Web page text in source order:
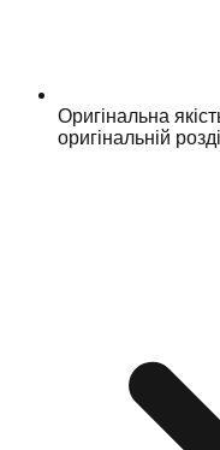
Оригінальна
оригінальній